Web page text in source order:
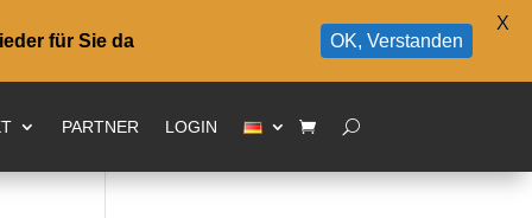
PARTNER LOGIN
für Sie da OK, Verstanden
X